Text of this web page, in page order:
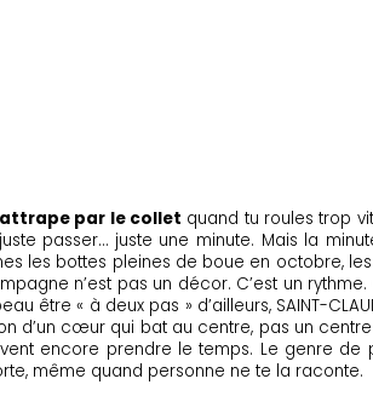
par le collet quand tu roules trop
passer… juste une minute. Mais la
les bottes pleines de boue en octobre,
n’est pas un décor. C’est un
être « à deux pas » d’ailleurs, SAINT-
d’un cœur qui bat au centre, pas un
encore prendre le temps. Le genre de
même quand personne ne te la raconte.